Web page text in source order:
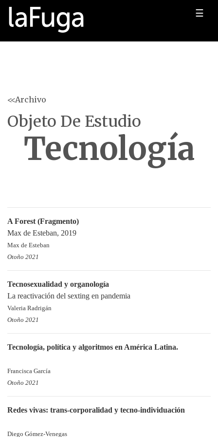
☰
<<Archivo
Objeto De Estudio
Tecnología
A Forest (Fragmento)
Max de Esteban, 2019
Max de Esteban
Otoño 2021
Tecnosexualidad y organología
La reactivación del sexting en pandemia
Valeria Radrigán
Otoño 2021
Tecnología, política y algoritmos en América Latina.
Francisca García
Otoño 2021
Redes vivas: trans-corporalidad y tecno-individuación
Diego Gómez-Venegas